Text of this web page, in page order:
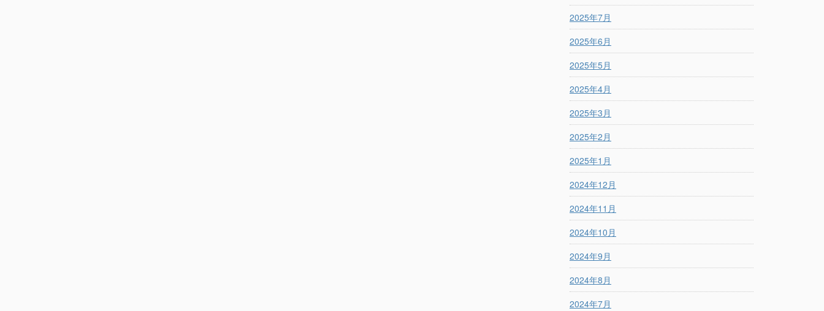
2025年7月
2025年6月
2025年5月
2025年4月
2025年3月
2025年2月
2025年1月
2024年12月
2024年11月
2024年10月
2024年9月
2024年8月
2024年7月